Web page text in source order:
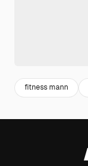
fitness mann